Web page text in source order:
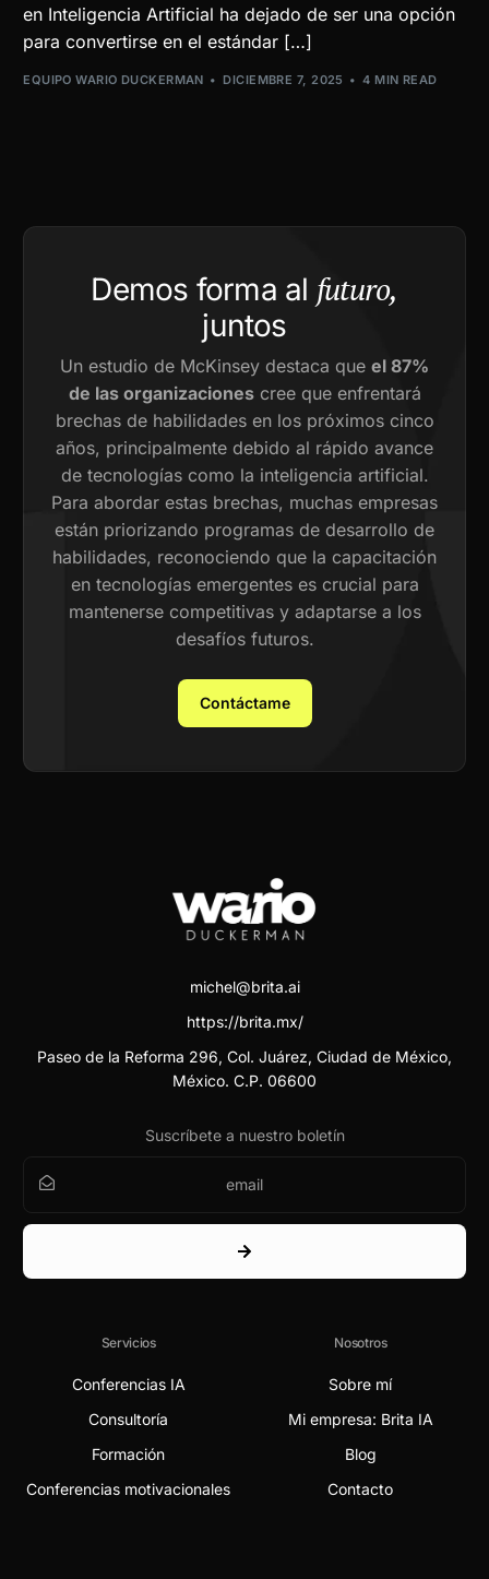
en Inteligencia Artificial ha dejado de ser una opción
para convertirse en el estándar […]
EQUIPO WARIO DUCKERMAN DICIEMBRE 7, 2025 4 MIN READ
Demos forma al futuro,
juntos
Un estudio de McKinsey destaca que el 87%
de las organizacionescree que enfrentará
brechas de habilidades en los próximos cinco
años, principalmente debido al rápido avance
de tecnologías como la inteligencia artificial.
Para abordar estas brechas, muchas empresas
están priorizando programas de desarrollo de
habilidades, reconociendo que la capacitación
en tecnologías emergentes es crucial para
mantenerse competitivas y adaptarse a los
desafíos futuros.
Contáctame
michel@brita.ai
https://brita.mx/
Paseo de la Reforma 296, Col. Juárez, Ciudad de México,
México. C.P. 06600
Suscríbete a nuestro boletín
Servicios
Conferencias IA
Consultoría
Formación
Conferencias motivacionales
Nosotros
Sobre mí
Mi empresa: Brita IA
Blog
Contacto